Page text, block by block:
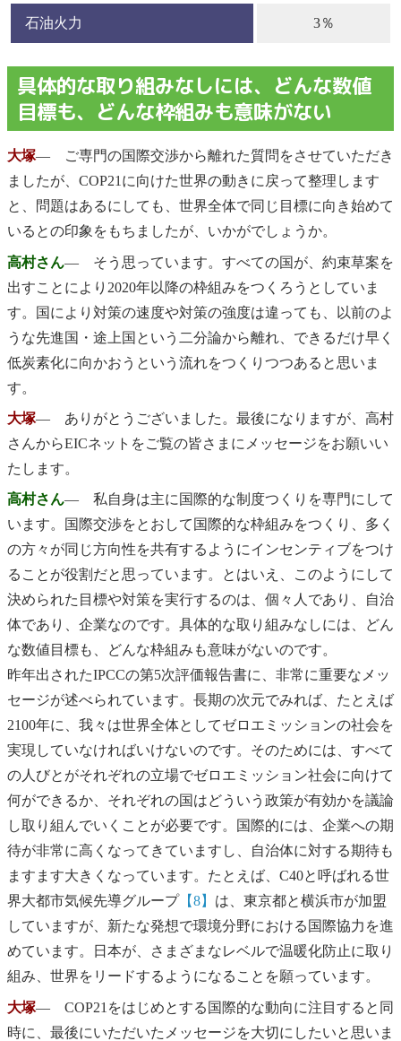
石油火力 3％
具体的な取り組みなしには、どんな数値
目標も、どんな枠組みも意味がない
大塚― ご専門の国際交渉から離れた質問をさせていただき
ましたが、COP21に向けた世界の動きに戻って整理します
と、問題はあるにしても、世界全体で同じ目標に向き始めて
いるとの印象をもちましたが、いかがでしょうか。
高村さん― そう思っています。すべての国が、約束草案を
出すことにより2020年以降の枠組みをつくろうとしていま
す。国により対策の速度や対策の強度は違っても、以前のよ
うな先進国・途上国という二分論から離れ、できるだけ早く
低炭素化に向かおうという流れをつくりつつあると思いま
す。
大塚― ありがとうございました。最後になりますが、高村
さんからEICネットをご覧の皆さまにメッセージをお願いい
たします。
高村さん― 私自身は主に国際的な制度つくりを専門にして
います。国際交渉をとおして国際的な枠組みをつくり、多く
の方々が同じ方向性を共有するようにインセンティブをつけ
ることが役割だと思っています。とはいえ、このようにして
決められた目標や対策を実行するのは、個々人であり、自治
体であり、企業なのです。具体的な取り組みなしには、どん
な数値目標も、どんな枠組みも意味がないのです。
昨年出されたIPCCの第5次評価報告書に、非常に重要なメッ
セージが述べられています。長期の次元でみれば、たとえば
2100年に、我々は世界全体としてゼロエミッションの社会を
実現していなければいけないのです。そのためには、すべて
の人びとがそれぞれの立場でゼロエミッション社会に向けて
何ができるか、それぞれの国はどういう政策が有効かを議論
し取り組んでいくことが必要です。国際的には、企業への期
待が非常に高くなってきていますし、自治体に対する期待も
ますます大きくなっています。たとえば、C40と呼ばれる世
界大都市気候先導グループ【8】 は、東京都と横浜市が加盟
していますが、新たな発想で環境分野における国際協力を進
めています。日本が、さまざまなレベルで温暖化防止に取り
組み、世界をリードするようになることを願っています。
大塚― COP21をはじめとする国際的な動向に注目すると同
時に、最後にいただいたメッセージを大切にしたいと思いま